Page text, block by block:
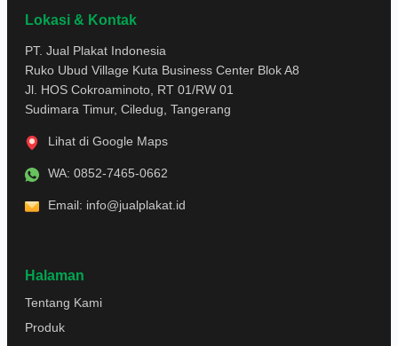
Nama
Lokasi & Kontak
PT. Jual Plakat Indonesia
Ruko Ubud Village Kuta Business Center Blok A8
Jl. HOS Cokroaminoto, RT 01/RW 01
Sudimara Timur, Ciledug, Tangerang
Lihat di Google Maps
WA: 0852-7465-0662
Email: info@jualplakat.id
Halaman
Tentang Kami
Produk